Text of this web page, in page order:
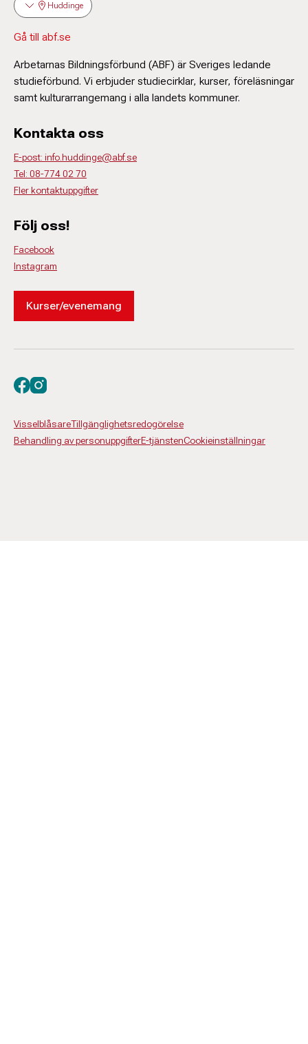
Huddinge
Gå till abf.se
Arbetarnas Bildningsförbund (ABF) är Sveriges ledande
studieförbund. Vi erbjuder studiecirklar, kurser, föreläsningar
samt kulturarrangemang i alla landets kommuner.
Kontakta oss
E-post: info.huddinge@abf.se
Tel: 08-774 02 70
Fler kontaktuppgifter
Följ oss!
Facebook
Instagram
Kurser/evenemang
VisselblåsareTillgänglighetsredogörelse
Behandling av personuppgifterE-tjänstenCookieinställningar
Besök oss på facebook
Besök oss på instagram